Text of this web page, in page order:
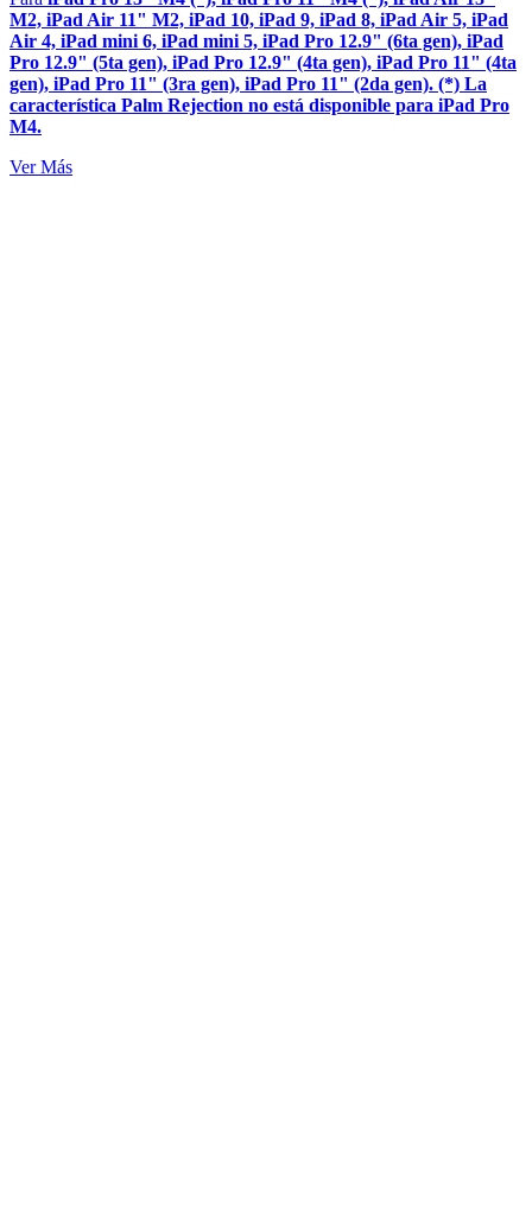
M2, iPad Air 11" M2, iPad 10, iPad 9, iPad 8, iPad Air 5, iPad
Air 4, iPad mini 6, iPad mini 5, iPad Pro 12.9" (6ta gen), iPad
Pro 12.9" (5ta gen), iPad Pro 12.9" (4ta gen), iPad Pro 11" (4ta
gen), iPad Pro 11" (3ra gen), iPad Pro 11" (2da gen). (*) La
característica Palm Rejection no está disponible para iPad Pro
M4.
Ver Más